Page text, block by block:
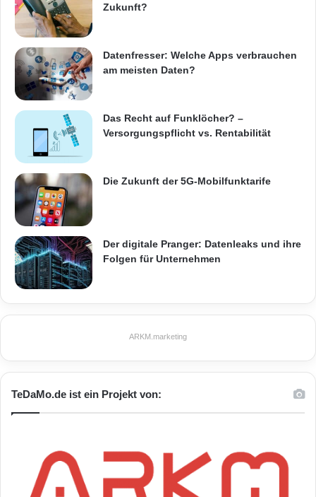
Zukunft?
Datenfresser: Welche Apps verbrauchen
am meisten Daten?
Das Recht auf Funklöcher? –
Versorgungspflicht vs. Rentabilität
Die Zukunft der 5G-Mobilfunktarife
Der digitale Pranger: Datenleaks und ihre
Folgen für Unternehmen
ARKM.marketing
TeDaMo.de ist ein Projekt von: